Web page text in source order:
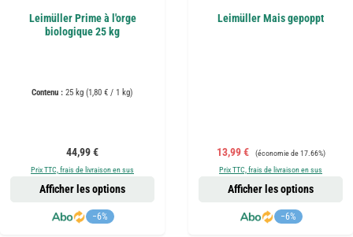
Leimüller Prime à l'orge
biologique 25 kg
Contenu : 25 kg (1,80 € / 1 kg)
Prix régulier :
44,99 €
Prix TTC, frais de livraison en sus
−6%
Afficher les options
Leimüller Mais gepoppt
Prix de vente :
13,99 € Prix régulier :
(économie de 17.66%)
Prix TTC, frais de livraison en sus
−6%
Afficher les options